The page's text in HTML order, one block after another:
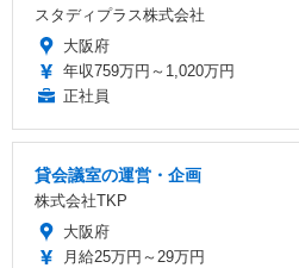
スタディプラス株式会社
大阪府
年収759万円～1,020万円
正社員
貸会議室の運営・企画
株式会社TKP
大阪府
月給25万円～29万円